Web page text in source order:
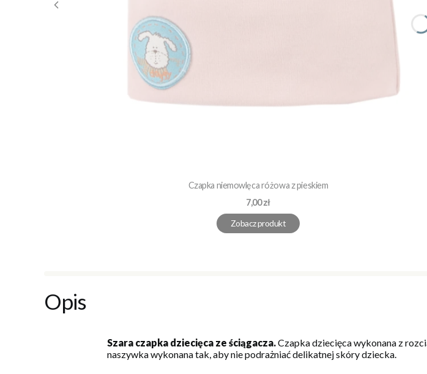
Czapka niemowlęca różowa z pieskiem
Cena
7,00 zł
Zobacz produkt
Opis
Szara czapka dziecięca ze ściągacza.Czapka dziecięca wykonana z
naszywka wykonana tak, aby nie podrażniać delikatnej skóry dziecka.